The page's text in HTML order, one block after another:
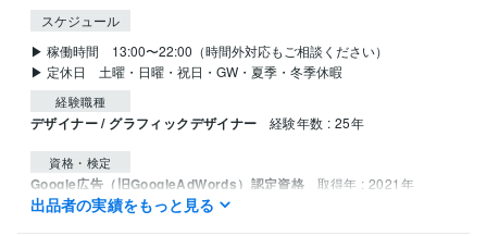
スケジュール
▶ 稼働時間　13:00〜22:00（時間外対応もご相談ください）
▶ 定休日　土曜・日曜・祝日・GW・夏季・冬季休暇
経験職種
デザイナー / グラフィックデザイナー 経験年数 : 25年
資格・検定
Google広告（旧GoogleAdWords）認定資格 取得年 : 2021年
Google アナリティクス個人認定資格（GAIQ）
出品者の実績をもっと見る